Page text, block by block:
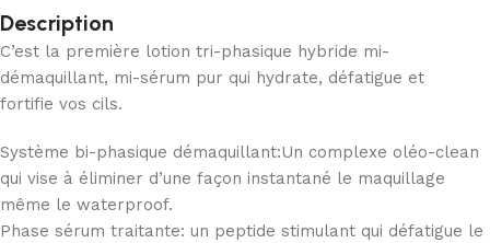
Description
C’est la première lotion tri-phasique hybride mi-
démaquillant, mi-sérum pur qui hydrate, défatigue et
fortifie vos cils.
Système bi-phasique démaquillant:Un complexe oléo-clean
qui vise à éliminer d’une façon instantané le maquillage
même le waterproof.
Phase sérum traitante: un peptide stimulant qui défatigue le